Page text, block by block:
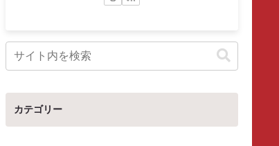
カテゴリー